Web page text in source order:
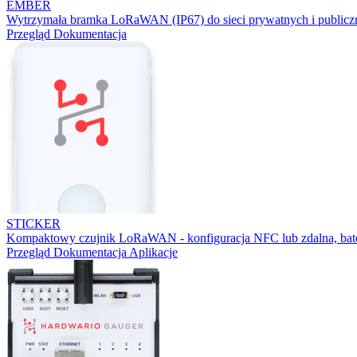
EMBER
Wytrzymała bramka LoRaWAN (IP67) do sieci prywatnych i
Przegląd Dokumentacja
STICKER
Kompaktowy czujnik LoRaWAN - konfiguracja NFC lub zdalna,
Przegląd Dokumentacja Aplikacje